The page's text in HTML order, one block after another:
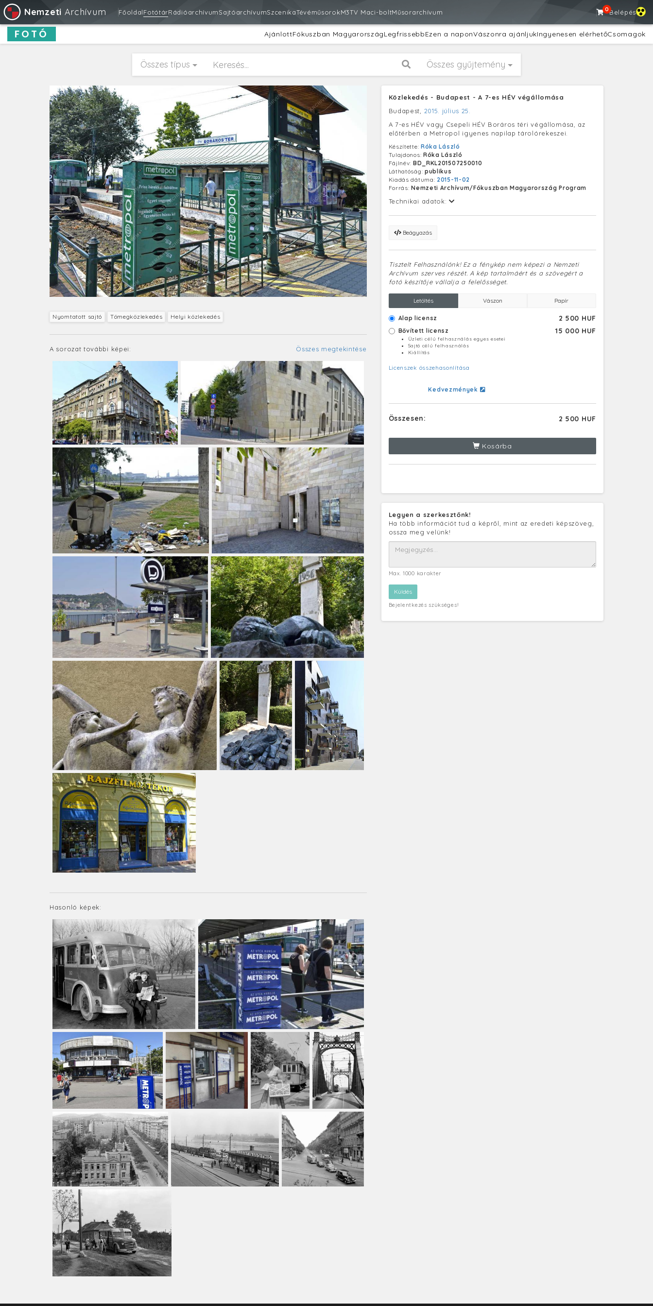
Nemzeti Archívum FőoldalFotótárRádióarchívumSajtóarchívumSzcenikaTévéműsorokM3TV Maci-boltMűsorarchívum 0Belépés
FOTÓ AjánlottFókuszban MagyarországLegfrissebbEzen a naponVászonra ajánljukIngyenesen elérhetőCsomagok
Összes típus Összes gyűjtemény
Nyomtatott sajtó Tömegközlekedés Helyi közlekedés
A sorozat további képei: Összes megtekintése
Hasonló képek:
Közlekedés - Budapest - A 7-es HÉV végállomása
Budapest, 2015. július 25.
A 7-es HÉV vagy Csepeli HÉV Boráros téri végállomása, az
előtérben a Metropol igyenes napilap tárolórekeszei.
Készítette: Róka László
Tulajdonos: Róka László
Fájlnév: BD_RKL201507250010
Láthatóság: publikus
Kiadás dátuma: 2015-11-02
Forrás:Nemzeti Archívum/Fókuszban Magyarország Program
Technikai adatok:
Beágyazás
Tisztelt Felhasználónk! Ez a fénykép nem képezi a Nemzeti
Archívum szerves részét. A kép tartalmáért és a szövegért a
fotó készítője vállalja a felelősséget.
Letöltés Vászon Papír
Alap licensz 2 500 HUF
Bővített licensz 15 000 HUF
Üzleti célú felhasználás egyes esetei
Sajtó célú felhasználás
Kiállítás
Licenszek összehasonlítása
Kedvezmények
Összesen: 2 500 HUF
Kosárba
Legyen a szerkesztőnk!
Ha több információt tud a képről, mint az eredeti képszöveg,
ossza meg velünk!
Max. 1000 karakter
Bejelentkezés szükséges!